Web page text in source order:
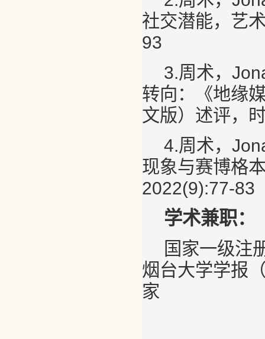
社交潜能，艺
93
3.周术，
转向：《地缘
文版）述评，
4.周术，
现象与赛博格
2022(9):77-83
学术兼职：
国家一级注
烟台大学学报
家